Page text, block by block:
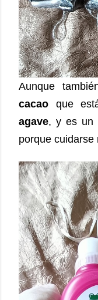
Aunque
cacao que
agave, y es un
porque cuidarse